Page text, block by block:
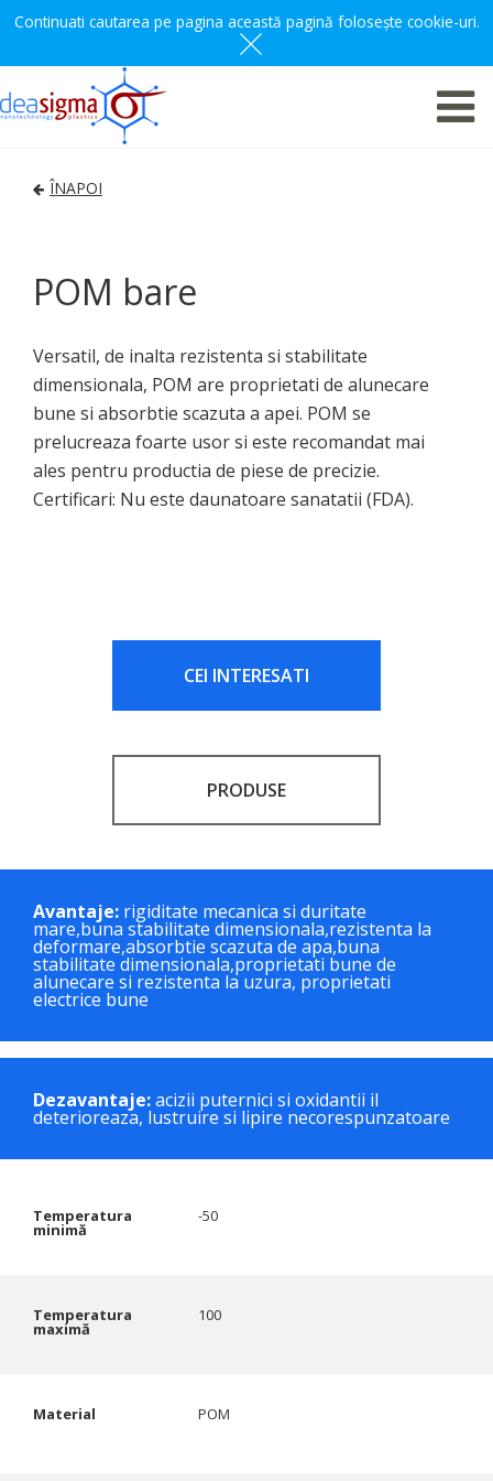
Continuati cautarea pe pagina această pagină folosește cookie-uri.
ÎNAPOI
POM bare
Versatil, de inalta rezistenta si stabilitate
dimensionala, POM are proprietati de alunecare
bune si absorbtie scazuta a apei. POM se
prelucreaza foarte usor si este recomandat mai
ales pentru productia de piese de precizie.
Certificari: Nu este daunatoare sanatatii (FDA).
CEI INTERESATI
PRODUSE
Avantaje: rigiditate mecanica si duritate
mare,buna stabilitate dimensionala,rezistenta la
deformare,absorbtie scazuta de apa,buna
stabilitate dimensionala,proprietati bune de
alunecare si rezistenta la uzura, proprietati
electrice bune
Dezavantaje:acizii puternici si oxidantii il
deterioreaza, lustruire si lipire necorespunzatoare
Temperatura
minimă
-50
Temperatura
maximă
100
Material POM